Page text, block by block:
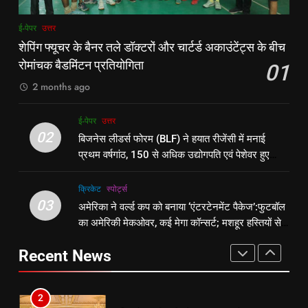
शेपिंग फ्यूचर के बैनर तले डॉक्टरों और
चार्टर्ड अकाउंटेंट्स के बीच रोमांचक
बैडमिंटन प्रतियोगिता
ई-पेपर
रीजेंसी में मनाई प्रथम वर्षगांठ, 150 से
अधिक उद्योगपति एवं पेशेवर हुए शामिल
3
अमेरिका ने वर्ल्ड कप को बनाया
मेकओवर, कई मेगा कॉन्सर्ट; मशहूर हस्तियों
से प्रमोशन
4
ई-पेपर उत्तर
शेपिंग फ्यूचर के बैनर तले डॉक्टरों और चार्टर्ड अकाउंटेंट्स के बीच
रोमांचक बैडमिंटन प्रतियोगिता
01
2 months ago
02
ई-पेपर उत्तर
बिजनेस लीडर्स फोरम (BLF) ने हयात रीजेंसी में मनाई
प्रथम वर्षगांठ, 150 से अधिक उद्योगपति एवं पेशेवर हुए
03
क्रिकेट ‎स्पोर्ट्स
अमेरिका ने वर्ल्ड कप को बनाया ‘एंटरटेनमेंट पैकेज’:फुटबॉल
का अमेरिकी मेकओवर, कई मेगा कॉन्सर्ट; मशहूर हस्तियों से
Recent News
रूट 4 साल बाद इंग्लैंड की कप्तानी
करेंगे:नाइटक्लब केस के चलते स्टोक्स-
1
शेपिंग फ्यूचर के बैनर तले डॉक्टरों और
चार्टर्ड अकाउंटेंट्स के बीच रोमांचक
ई-पेपर
2
रीजेंसी में मनाई प्रथम वर्षगांठ, 150 से
अधिक उद्योगपति एवं पेशेवर हुए शामिल
ई-पेपर उत्तर